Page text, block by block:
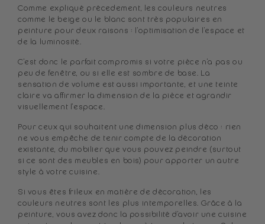
Comme expliqué précedement, les couleurs neutres
comme le beige ou le blanc sont très populaires en
peinture pour deux raisons : l'optimisation de l'espace et
de la luminosité.
C'est donc le parfait compromis si votre pièce n'a pas ou
peu de fenêtre, ou si elle est sombre de base. La
sensation de volume est aussi importante, et une teinte
claire va affirmer la dimension de la pièce et agrandir
visuellement l'espace.
Pour ceux qui souhaitent une dimension plus déco : rien
ne vous empêche de tenir compte de la décoration
existante, du mobilier que vous pouvez peindre (surtout
si ce sont des meubles en bois) pour apporter un autre
style à votre cuisine.
Si vous êtes frileux en matière de décoration, les
couleurs neutres sont les plus intemporelles. Grâce à la
peinture, vous avez donc la possibilité d'avoir une cuisine